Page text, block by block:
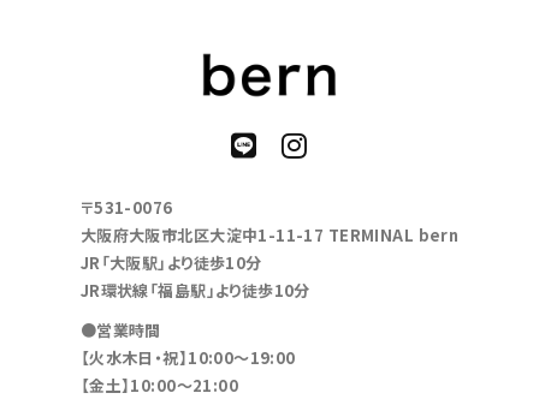
〒531-0076
大阪府大阪市北区大淀中1-11-17 TERMINAL bern
JR「大阪駅」より徒歩10分
JR環状線「福島駅」より徒歩10分
●営業時間
【火水木日・祝】10:00～19:00
【金土】10:00〜21:00